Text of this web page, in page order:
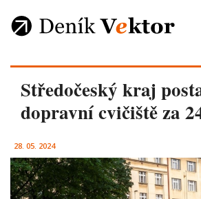
Středočeský kraj
dopravní cvičiště za
28. 05. 2024